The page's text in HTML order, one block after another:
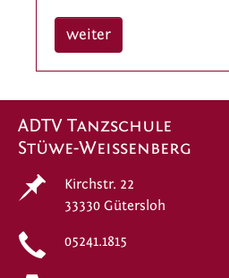
weiter
ADTV Tanzschule
Stüwe-Weissenberg
Kirchstr. 22
33330 Gütersloh
05241.1815